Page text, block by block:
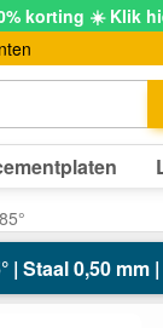
korting ☀️ Klik
| Staal 0,50